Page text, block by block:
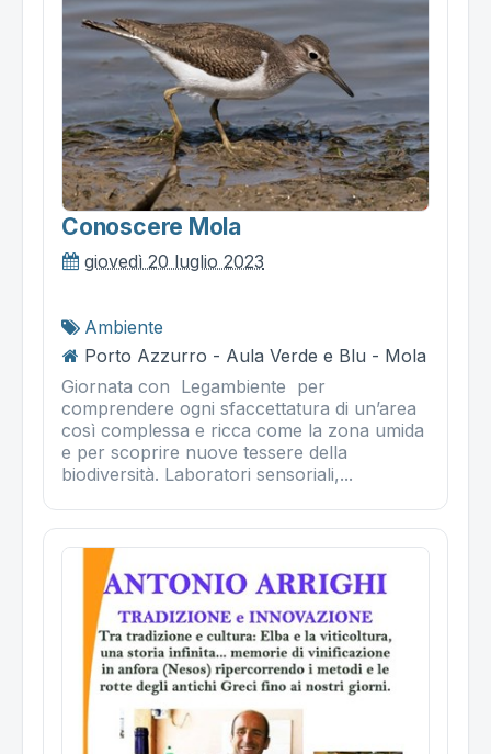
Conoscere Mola
giovedì 20 luglio 2023
Ambiente
Porto Azzurro - Aula Verde e Blu - Mola
Giornata con Legambiente per
comprendere ogni sfaccettatura di un’area
così complessa e ricca come la zona umida
e per scoprire nuove tessere della
biodiversità. Laboratori sensoriali,...